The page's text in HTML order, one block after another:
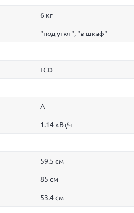
6 кг
"под утюг", "в шкаф"
LCD
A
1.14 кВт/ч
59.5 см
85 см
53.4 см